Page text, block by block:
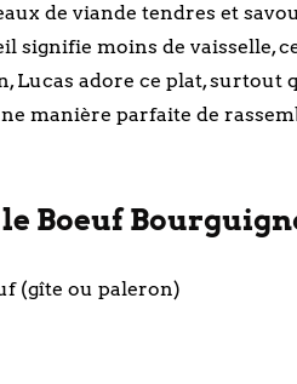
de viande tendres et
signifie moins de vaisselle,
adore ce plat, surtout
manière parfaite de
Boeuf
(gîte ou paleron)